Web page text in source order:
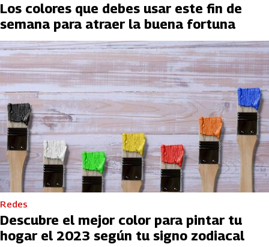
Los colores que debes usar este fin de
semana para atraer la buena fortuna
Redes
Descubre el mejor color para pintar tu
hogar el 2023 según tu signo zodiacal